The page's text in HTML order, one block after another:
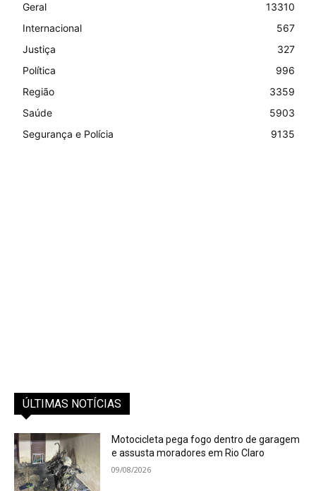
Geral
13310
Internacional
567
Justiça
327
Política
996
Região
3359
Saúde
5903
Segurança e Polícia
9135
ÚLTIMAS NOTÍCIAS
Motocicleta pega fogo dentro de garagem
e assusta moradores em Rio Claro
09/08/2026